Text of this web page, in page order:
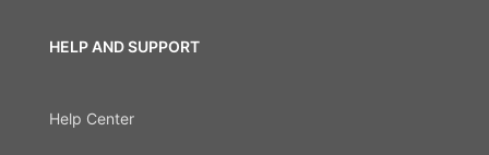
HELP AND SUPPORT
Help Center